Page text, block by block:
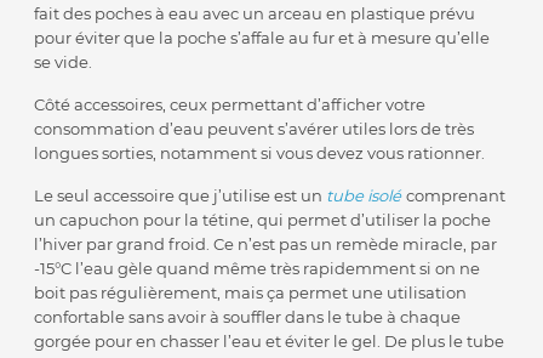
fait des poches à eau avec un arceau en plastique prévu
pour éviter que la poche s’affale au fur et à mesure qu’elle
se vide.
Côté accessoires, ceux permettant d’afficher votre
consommation d’eau peuvent s’avérer utiles lors de très
longues sorties, notamment si vous devez vous rationner.
Le seul accessoire que j’utilise est un tube isolé comprenant
un capuchon pour la tétine, qui permet d’utiliser la poche
l’hiver par grand froid. Ce n’est pas un remède miracle, par
-15°C l’eau gèle quand même très rapidemment si on ne
boit pas régulièrement, mais ça permet une utilisation
confortable sans avoir à souffler dans le tube à chaque
gorgée pour en chasser l’eau et éviter le gel. De plus le tube